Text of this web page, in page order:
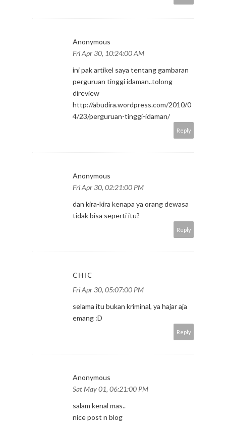
Anonymous
Fri Apr 30, 10:24:00 AM
ini pak artikel saya tentang gambaran
perguruan tinggi idaman..tolong
direview
http://abudira.wordpress.com/2010/0
4/23/perguruan-tinggi-idaman/
Reply
Anonymous
Fri Apr 30, 02:21:00 PM
dan kira-kira kenapa ya orang dewasa
tidak bisa seperti itu?
Reply
CHIC
Fri Apr 30, 05:07:00 PM
selama itu bukan kriminal, ya hajar aja
emang :D
Reply
Anonymous
Sat May 01, 06:21:00 PM
salam kenal mas..
nice post n blog